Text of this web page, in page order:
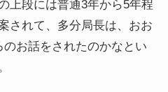
上段には普通3年から5年程
されて、多分局長は、おお
お話をされたのかなとい